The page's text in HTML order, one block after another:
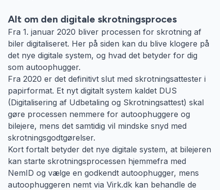
Alt om den digitale skrotningsproces
Fra 1. januar 2020 bliver processen for skrotning af
biler digitaliseret. Her på siden kan du blive klogere på
det nye digitale system, og hvad det betyder for dig
som autoophugger.
Fra 2020 er det definitivt slut med skrotningsattester i
papirformat. Et nyt digitalt system kaldet DUS
(Digitalisering af Udbetaling og Skrotningsattest) skal
gøre processen nemmere for autoophuggere og
bilejere, mens det samtidig vil mindske snyd med
skrotningsgodtgørelser.
Kort fortalt betyder det nye digitale system, at bilejeren
kan starte skrotningsprocessen hjemmefra med
NemID og vælge en godkendt autoophugger, mens
autoophuggeren nemt via Virk.dk kan behandle de